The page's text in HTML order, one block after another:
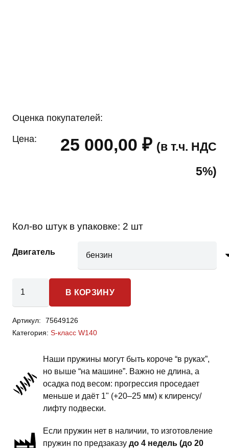
Оценка покупателей:
Цена: 25 000,00 ₽ (в т.ч. НДС
5%)
Кол-во штук в упаковке: 2 шт
Двигатель
товара
Benz
S-
пружины
В КОРЗИНУ
Артикул:
75649126
Категория: S-класс W140
Наши пружины могут быть короче “в руках”,
но выше “на машине”. Важно не длина, а
осадка под весом: прогрессия проседает
меньше и даёт 1" (+20–25 мм) к клиренсу/
лифту подвески.
Если пружин нет в наличии, то изготовление
пружин по предзаказу до 4 недель (до 20